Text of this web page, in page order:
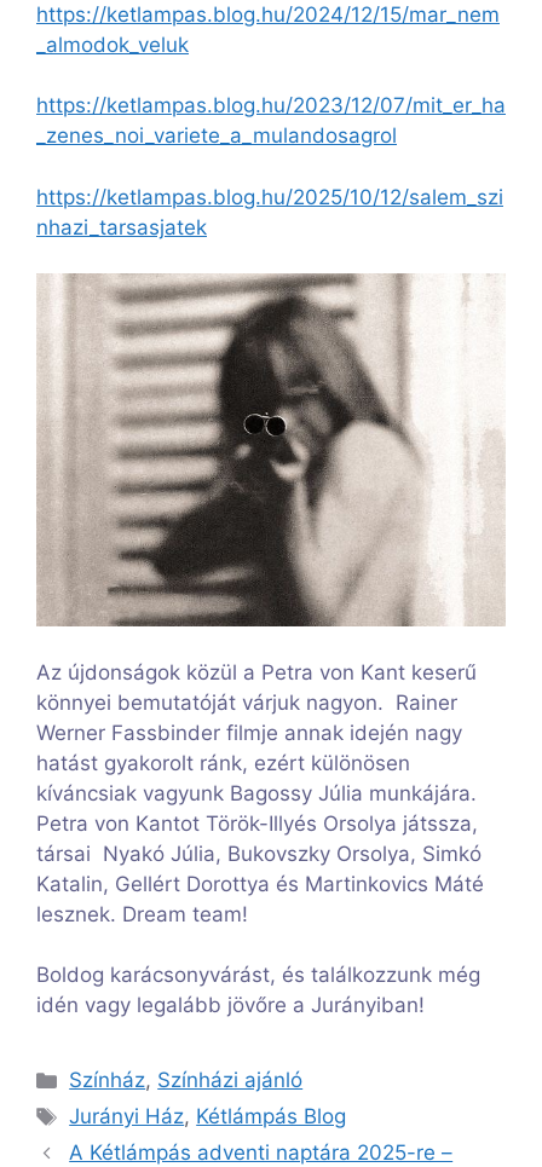
https://ketlampas.blog.hu/2024/12/15/mar_nem
_almodok_veluk
https://ketlampas.blog.hu/2023/12/07/mit_er_ha
_zenes_noi_variete_a_mulandosagrol
https://ketlampas.blog.hu/2025/10/12/salem_szi
nhazi_tarsasjatek
Az újdonságok közül a Petra von Kant keserű
könnyei bemutatóját várjuk nagyon. Rainer
Werner Fassbinder filmje annak idején nagy
hatást gyakorolt ránk, ezért különösen
kíváncsiak vagyunk Bagossy Júlia munkájára.
Petra von Kantot Török-Illyés Orsolya játssza,
társai Nyakó Júlia, Bukovszky Orsolya, Simkó
Katalin, Gellért Dorottya és Martinkovics Máté
lesznek. Dream team!
Boldog karácsonyvárást, és találkozzunk még
idén vagy legalább jövőre a Jurányiban!
Kategória
Színház, Színházi ajánló
Címkék
Jurányi Ház, Kétlámpás Blog
A Kétlámpás adventi naptára 2025-re –